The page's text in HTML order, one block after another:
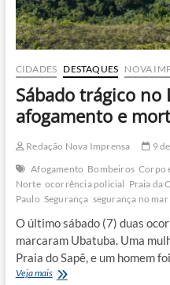
CIDADES DESTAQUES NOVA
Sábado trágico
afogamento e
Redação Nova Imprensa
9
Afogamento Bombeiros Corpo
Norte ocorrência policial Praia da
Paulo Segurança segurança no mar
O último sábado (7) duas
marcaram Ubatuba. Uma
Praia do Sapê, e um homem
Veja maisSábado